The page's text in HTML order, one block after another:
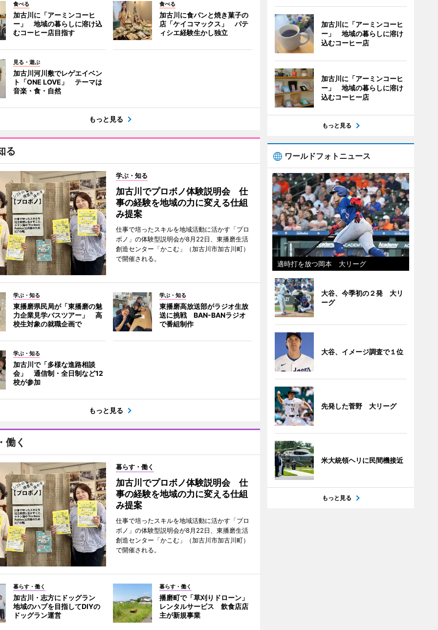
食べる
加古川に「アーミンコーヒ
ー」 地域の暮らしに溶け込
むコーヒー店目指す
食べる
加古川に食パンと焼き菓子の
店「ケイコマックス」 パテ
ィシエ経験生かし独立
見る・遊ぶ
加古川河川敷でレゲエイベン
ト「ONE LOVE」 テーマは
音楽・食・自然
もっと見る
る
学ぶ・知る
加古川でプロボノ体験説明会 仕
事の経験を地域の力に変える仕組
み提案
仕事で培ったスキルを地域活動に活かす「プロ
ボノ」の体験型説明会が8月22日、東播磨生活
創造センター「かこむ」（加古川市加古川町）
で開催される。
学ぶ・知る
東播磨県民局が「東播磨の魅
力企業見学バスツアー」 高
校生対象の就職企画で
学ぶ・知る
東播磨高放送部がラジオ生放
送に挑戦 BAN-BANラジオ
で番組制作
学ぶ・知る
加古川で「多様な進路相談
会」 通信制・全日制など12
校が参加
もっと見る
働く
暮らす・働く
加古川でプロボノ体験説明会 仕
事の経験を地域の力に変える仕組
み提案
仕事で培ったスキルを地域活動に活かす「プロ
ボノ」の体験型説明会が8月22日、東播磨生活
創造センター「かこむ」（加古川市加古川町）
で開催される。
暮らす・働く
加古川・志方にドッグラン
地域のハブを目指してDIYの
ドッグラン運営
暮らす・働く
播磨町で「草刈りドローン」
レンタルサービス 飲食店店
主が新規事業
加古川に「アーミンコーヒ
ー」 地域の暮らしに溶け
込むコーヒー店
加古川に「アーミンコーヒ
ー」 地域の暮らしに溶け
込むコーヒー店
もっと見る
ワールドフォトニュース
適時打を放つ岡本 大リーグ
大谷、今季初の２発 大リ
ーグ
大谷、イメージ調査で１位
先発した菅野 大リーグ
米大統領ヘリに民間機接近
もっと見る